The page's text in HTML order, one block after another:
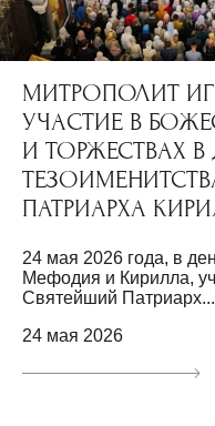
МИТРОПОЛИТ
УЧАСТИЕ В
И ТОРЖЕСТВАХ В
ПАТРИАРХА
24 мая 2026 года, в
Мефодия и Кирилла,
Святейший Патриарх...
24 мая 2026